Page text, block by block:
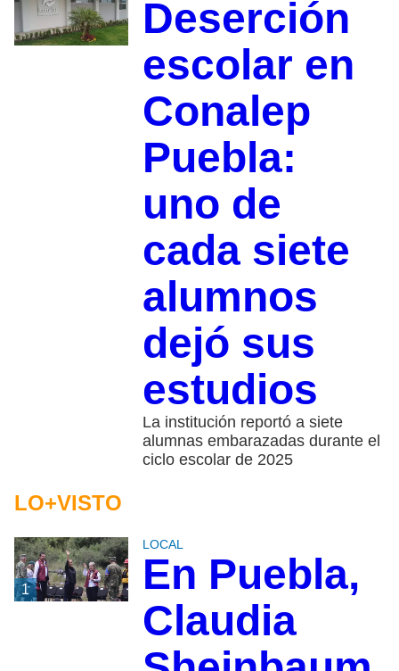
Deserción
escolar en
Conalep
Puebla:
uno de
cada siete
alumnos
dejó sus
estudios
La institución reportó a siete
alumnas embarazadas durante el
ciclo escolar de 2025
LO+VISTO
1
LOCAL
En Puebla,
Claudia